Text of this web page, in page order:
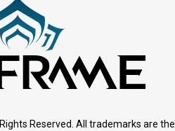
Reserved. All trademarks are the